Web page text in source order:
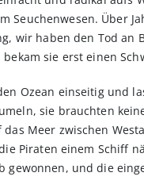
Seuchenwesen. Über
wir haben den Tod an
sie erst einen
Ozean einseitig und
sie brauchten
das Meer zwischen
Piraten einem Schiff
gewonnen, und die